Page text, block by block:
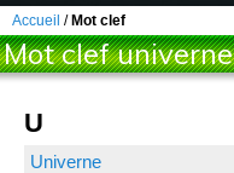
Accueil / Mot clef
Mot clef univerne
U
Univerne